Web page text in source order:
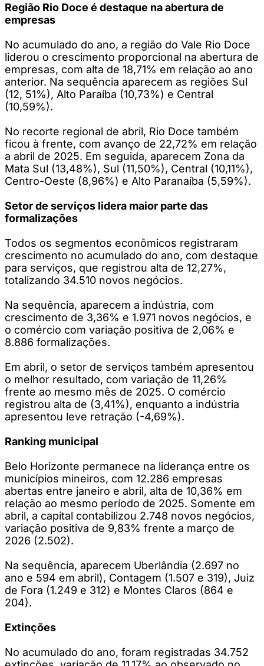
Região Rio Doce é destaque na abertura de
empresas
No acumulado do ano, a região do Vale Rio Doce
liderou o crescimento proporcional na abertura de
empresas, com alta de 18,71% em relação ao ano
anterior. Na sequência aparecem as regiões Sul
(12, 51%), Alto Paraíba (10,73%) e Central
(10,59%).
No recorte regional de abril, Rio Doce também
ficou à frente, com avanço de 22,72% em relação
a abril de 2025. Em seguida, aparecem Zona da
Mata Sul (13,48%), Sul (11,50%), Central (10,11%),
Centro-Oeste (8,96%) e Alto Paranaíba (5,59%).
Setor de serviços lidera maior parte das
formalizações
Todos os segmentos econômicos registraram
crescimento no acumulado do ano, com destaque
para serviços, que registrou alta de 12,27%,
totalizando 34.510 novos negócios.
Na sequência, aparecem a indústria, com
crescimento de 3,36% e 1.971 novos negócios, e
o comércio com variação positiva de 2,06% e
8.886 formalizações.
Em abril, o setor de serviços também apresentou
o melhor resultado, com variação de 11,26%
frente ao mesmo mês de 2025. O comércio
registrou alta de (3,41%), enquanto a indústria
apresentou leve retração (-4,69%).
Ranking municipal
Belo Horizonte permanece na liderança entre os
municípios mineiros, com 12.286 empresas
abertas entre janeiro e abril, alta de 10,36% em
relação ao mesmo período de 2025. Somente em
abril, a capital contabilizou 2.748 novos negócios,
variação positiva de 9,83% frente a março de
2026 (2.502).
Na sequência, aparecem Uberlândia (2.697 no
ano e 594 em abril), Contagem (1.507 e 319), Juiz
de Fora (1.249 e 312) e Montes Claros (864 e
204).
Extinções
No acumulado do ano, foram registradas 34.752